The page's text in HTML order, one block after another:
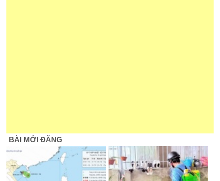
BÀI MỚI ĐĂNG